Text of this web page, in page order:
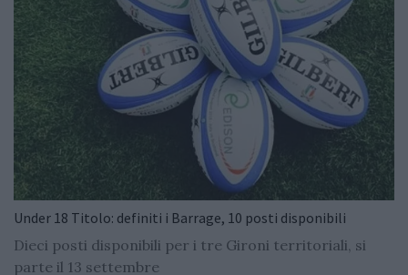
Under 18 Titolo: definiti i Barrage, 10 posti disponibili
Dieci posti disponibili per i tre Gironi territoriali, si
parte il 13 settembre